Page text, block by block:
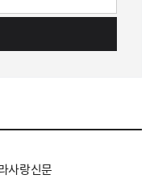
사랑신문